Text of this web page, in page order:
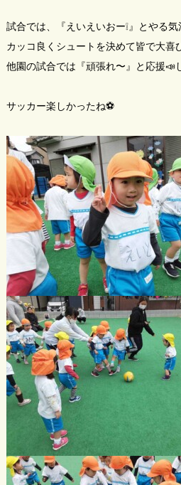
試合では、『えいえいおー❕』とやる
カッコ良くシュートを決めて皆で大喜
他園の試合では『頑張れ〜』と応援📣
サッカー楽しかったね⚽️